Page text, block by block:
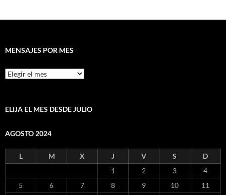
MENSAJES POR MES
Mensajes
por
ELIJA EL MES DESDE JULIO
AGOSTO 2024
L M X J V S
D
1
2 3
4
5
6 7 8 9 10
11